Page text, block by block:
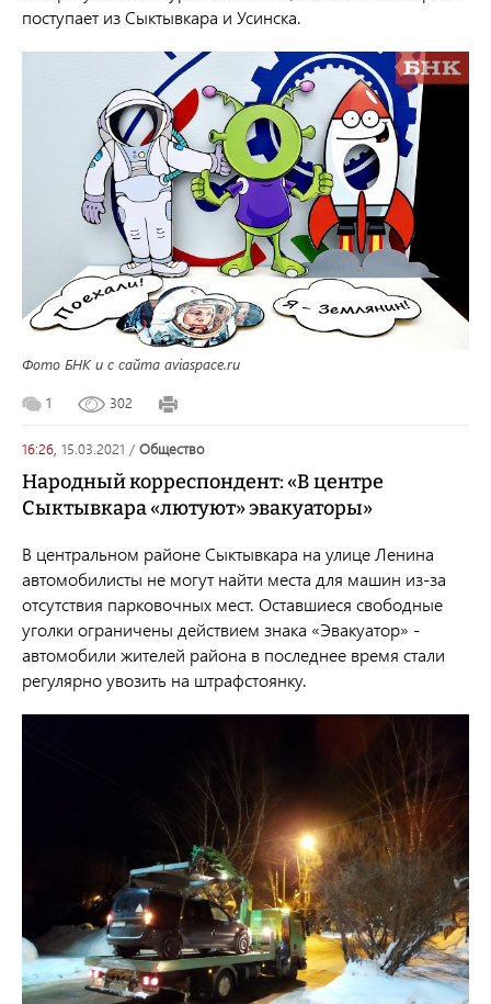
поступает из Сыктывкара и Усинска.
Фото БНК и с сайта aviaspace.ru
1 302
16:26, 15.03.2021 / общество
Народный корреспондент: «В центре
Сыктывкара «лютуют» эвакуаторы»
В центральном районе Сыктывкара на улице Ленина
автомобилисты не могут найти места для машин из-за
отсутствия парковочных мест. Оставшиеся свободные
уголки ограничены действием знака «Эвакуатор» -
автомобили жителей района в последнее время стали
регулярно увозить на штрафстоянку.